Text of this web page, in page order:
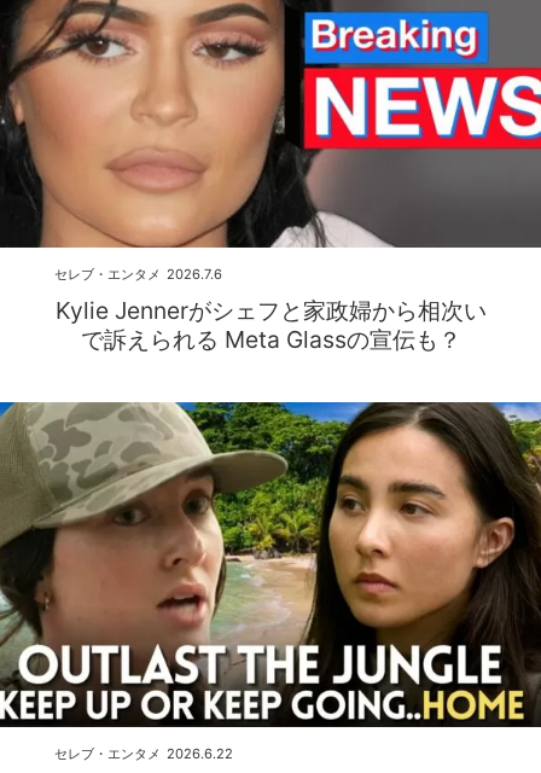
セレブ・エンタメ 2026.7.6
Kylie Jennerがシェフと家政婦から相次い
で訴えられる Meta Glassの宣伝も？
セレブ・エンタメ 2026.6.22